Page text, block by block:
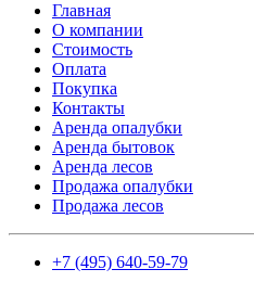
Главная
О компании
Стоимость
Оплата
Покупка
Контакты
Аренда опалубки
Аренда бытовок
Аренда лесов
Продажа опалубки
Продажа лесов
+7 (495) 640-59-79